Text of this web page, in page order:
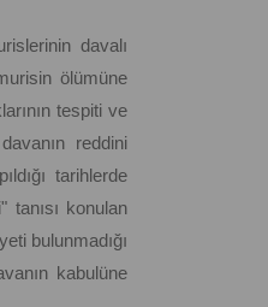
davalı
ölümüne
tespiti ve
reddini
tarihlerde
tanısı konulan
bulunmadığı
kabulüne